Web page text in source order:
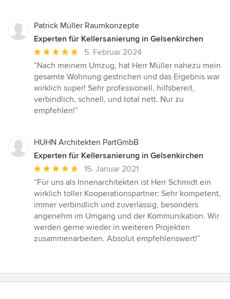
Patrick Müller Raumkonzepte
Experten für Kellersanierung in Gelsenkirchen
Durchschnittliche
Bewertung:
5
von
5
Sternen
5. Februar 2024
“Nach meinem Umzug, hat Herr Müller nahezu mein
gesamte Wohnung gestrichen und das Ergebnis war
wirklich super! Sehr professionell, hilfsbereit,
verbindlich, schnell, und total nett. Nur zu
empfehlen!”
HUHN Architekten PartGmbB
Experten für Kellersanierung in Gelsenkirchen
Durchschnittliche
Bewertung:
5
von
5
Sternen
15. Januar 2021
“Für uns als Innenarchitekten ist Herr Schmidt ein
wirklich toller Kooperationspartner: Sehr kompetent,
immer verbindlich und zuverlässig, besonders
angenehm im Umgang und der Kommunikation. Wir
werden gerne wieder in weiteren Projekten
zusammenarbeiten. Absolut empfehlenswert!”